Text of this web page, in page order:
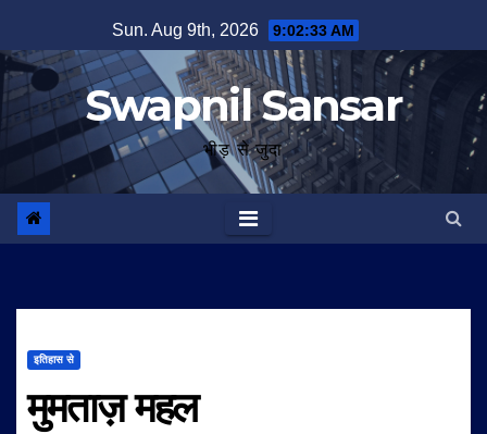
to
content
Sun. Aug 9th, 2026 9:02:34 AM
Swapnil Sansar
भीड़ से जुदा
इतिहास से
मुमताज़ महल